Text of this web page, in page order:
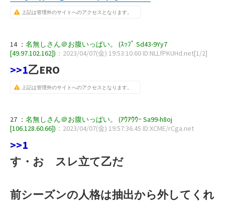
上記は管理外のサイトへのアクセスとなります。
14 ： 名無しさん＠お腹いっぱい。 (ｽｯﾌﾟ Sd43-9Yy7
[49.97.102.162]) ：2023/04/07(金) 19:53:10.60 ID:NLLfPKUHd.net[1/2]
>>1乙ERO
上記は管理外のサイトへのアクセスとなります。
27 ： 名無しさん＠お腹いっぱい。 (ｱｳｱｳｳｰ Sa99-h8oj
[106.128.60.66]) ：2023/04/07(金) 19:57:36.45 ID:XCME/rCga.net
>>1
す・お スレ立て乙だ
前シーズンの人格は抽出から外してくれ